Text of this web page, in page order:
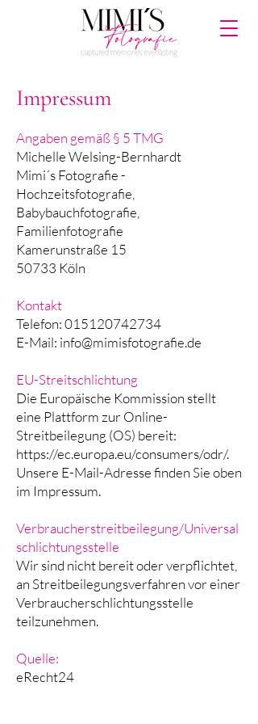
Impressum
Angaben gemäß § 5 TMG
Michelle Welsing-Bernhardt
Mimi´s Fotografie -
Hochzeitsfotografie,
Babybauchfotografie,
Familienfotografie
Kamerunstraße 15
50733 Köln
Kontakt
Telefon: 015120742734
E-Mail: info@mimisfotografie.de
EU-Streitschlichtung
Die Europäische Kommission stellt
eine Plattform zur Online-
Streitbeilegung (OS) bereit:
https://ec.europa.eu/consumers/odr/.
Unsere E-Mail-Adresse finden Sie oben
im Impressum.
Verbraucherstreitbeilegung/Universal
schlichtungsstelle
Wir sind nicht bereit oder verpflichtet,
an Streitbeilegungsverfahren vor einer
Verbraucherschlichtungsstelle
teilzunehmen.
Quelle:
eRecht24